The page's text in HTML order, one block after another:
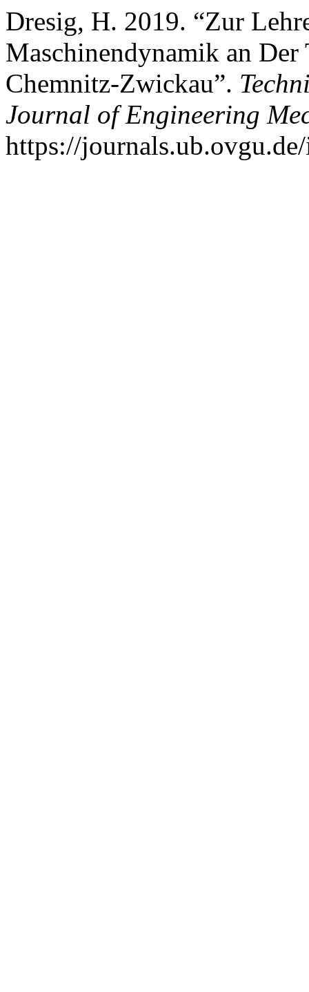
Dresig, H. 2019. “Zur
Maschinendynamik an
Chemnitz-Zwickau”.
Journal of Engineering
https://